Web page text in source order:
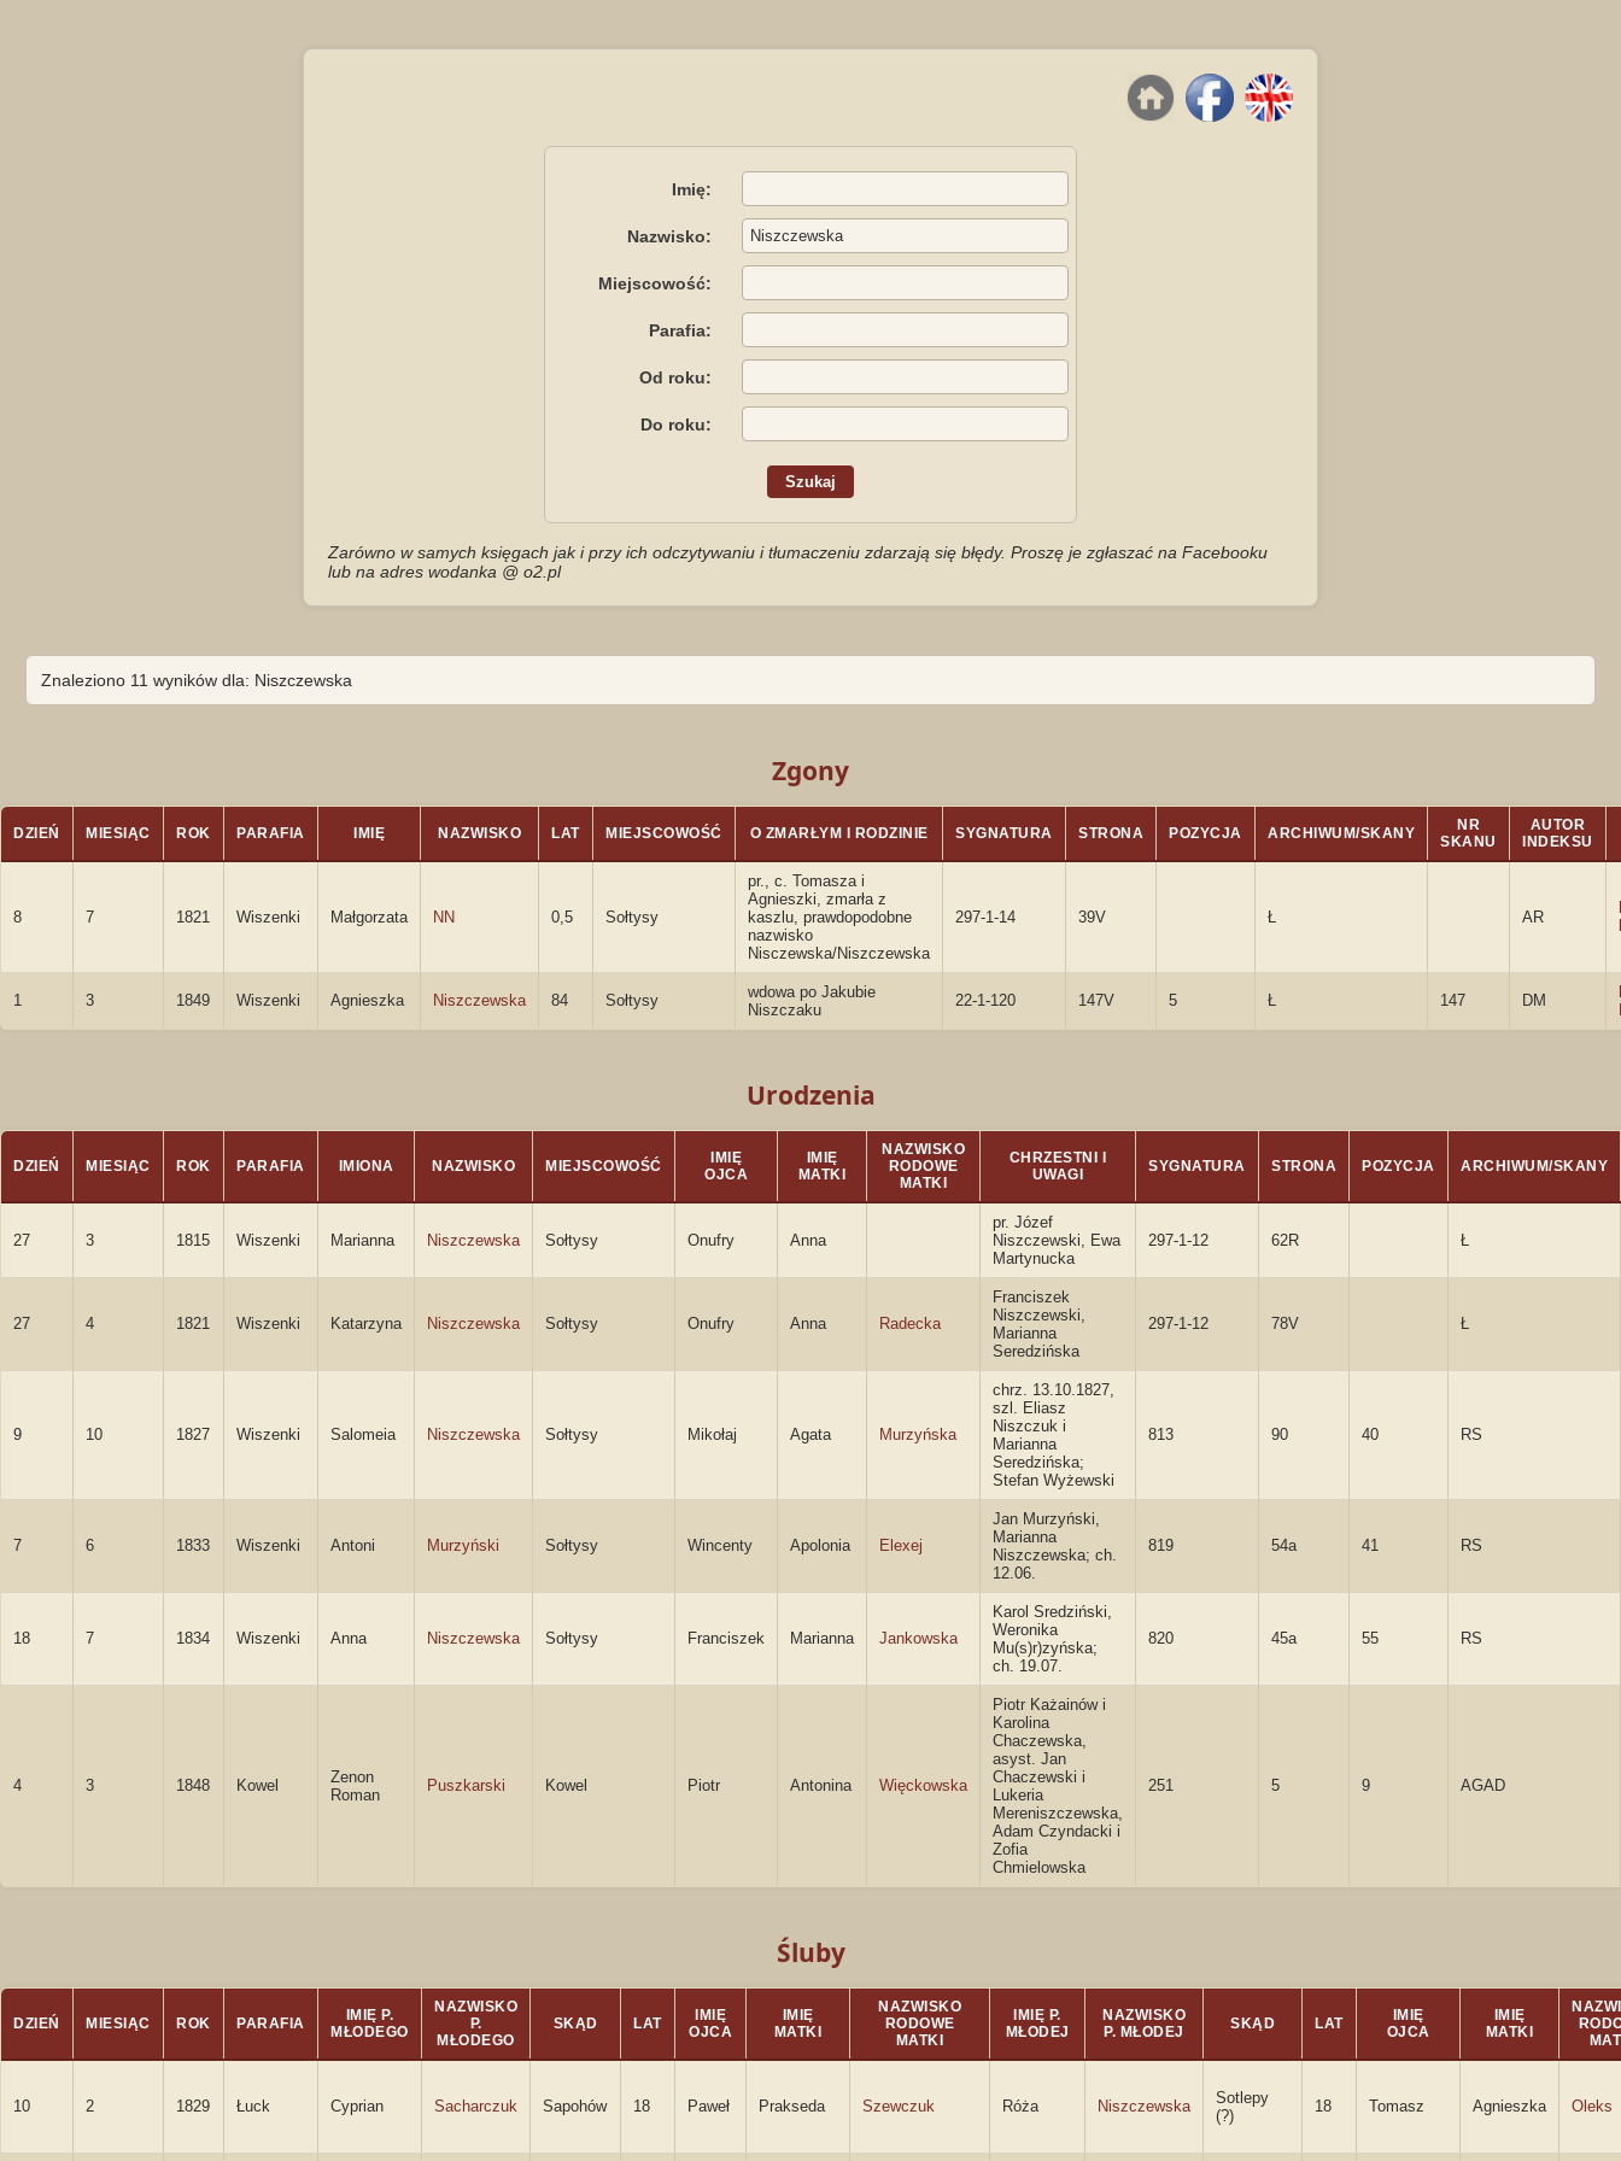
Imię:
Nazwisko:
Miejscowość:
Parafia:
Od roku:
Do roku:
Zarówno w samych księgach jak i przy ich odczytywaniu i tłumaczeniu zdarzają się błędy. Proszę je zgłaszać na Facebooku
lub na adres wodanka @ o2.pl
Znaleziono 11 wyników dla: Niszczewska
Zgony
DZIEŃ MIESIĄC ROK PARAFIA IMIĘ NAZWISKO LAT MIEJSCOWOŚĆ O ZMARŁYM I RODZINIE SYGNATURA STRONA POZYCJA ARCHIWUM/SKANY
NR
SKANU
AUTOR
INDEKSU
8 7 1821 Wiszenki Małgorzata NN 0,5 Sołtysy
pr., c. Tomasza i
Agnieszki, zmarła z
kaszlu, prawdopodobne
nazwisko
Nisczewska/Niszczewska
297-1-14 39V Ł AR
1 3 1849 Wiszenki Agnieszka Niszczewska 84 Sołtysy
wdowa po Jakubie
Niszczaku
22-1-120 147V 5 Ł 147 DM
Urodzenia
DZIEŃ MIESIĄC ROK PARAFIA IMIONA NAZWISKO MIEJSCOWOŚĆ
IMIĘ
OJCA
IMIĘ
MATKI
NAZWISKO
RODOWE
MATKI
CHRZESTNI I
UWAGI
SYGNATURA STRONA POZYCJA ARCHIWUM/SKANY
27 3 1815 Wiszenki Marianna Niszczewska Sołtysy Onufry Anna
pr. Józef
Niszczewski, Ewa
Martynucka
297-1-12 62R Ł
27 4 1821 Wiszenki Katarzyna Niszczewska Sołtysy Onufry Anna Radecka
Franciszek
Niszczewski,
Marianna
Seredzińska
297-1-12 78V Ł
9 10 1827 Wiszenki Salomeia Niszczewska Sołtysy Mikołaj Agata Murzyńska
chrz. 13.10.1827,
szl. Eliasz
Niszczuk i
Marianna
Seredzińska;
Stefan Wyżewski
813 90 40 RS
7 6 1833 Wiszenki Antoni Murzyński Sołtysy Wincenty Apolonia Elexej
Jan Murzyński,
Marianna
Niszczewska; ch.
12.06.
819 54a 41 RS
18 7 1834 Wiszenki Anna Niszczewska Sołtysy Franciszek Marianna Jankowska
Karol Sredziński,
Weronika
Mu(s)r)zyńska;
ch. 19.07.
820 45a 55 RS
4 3 1848 Kowel
Zenon
Roman
Puszkarski Kowel Piotr Antonina Więckowska
Piotr Każainów i
Karolina
Chaczewska,
asyst. Jan
Chaczewski i
Lukeria
Mereniszczewska,
Adam Czyndacki i
Zofia
Chmielowska
251 5 9 AGAD
Śluby
DZIEŃ MIESIĄC ROK PARAFIA
IMIĘ P.
MŁODEGO
NAZWISKO
P.
MŁODEGO
SKĄD LAT
IMIĘ
OJCA
IMIĘ
MATKI
NAZWISKO
RODOWE
MATKI
IMIĘ P.
MŁODEJ
NAZWISKO
P. MŁODEJ
SKĄD LAT
IMIĘ
OJCA
IMIĘ
MATKI
10 2 1829 Łuck Cyprian Sacharczuk Sapohów 18 Paweł Prakseda Szewczuk Róża Niszczewska
Sotlepy
(?)
18 Tomasz Agnieszka Oleks